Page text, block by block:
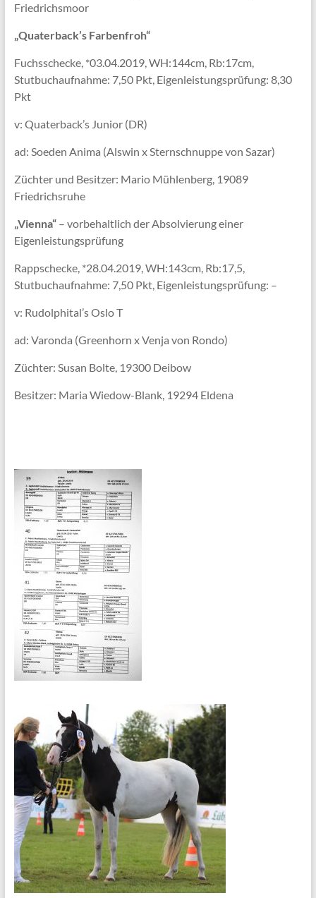
Friedrichsmoor
„Quaterback’s Farbenfroh“
Fuchsschecke, *03.04.2019, WH:144cm, Rb:17cm,
Stutbuchaufnahme: 7,50 Pkt, Eigenleistungsprüfung: 8,30
Pkt
v: Quaterback’s Junior (DR)
ad: Soeden Anima (Alswin x Sternschnuppe von Sazar)
Züchter und Besitzer: Mario Mühlenberg, 19089
Friedrichsruhe
„Vienna“– vorbehaltlich der Absolvierung einer
Eigenleistungsprüfung
Rappschecke, *28.04.2019, WH:143cm, Rb:17,5,
Stutbuchaufnahme: 7,50 Pkt, Eigenleistungsprüfung: –
v: Rudolphital’s Oslo T
ad: Varonda (Greenhorn x Venja von Rondo)
Züchter: Susan Bolte, 19300 Deibow
Besitzer: Maria Wiedow-Blank, 19294 Eldena